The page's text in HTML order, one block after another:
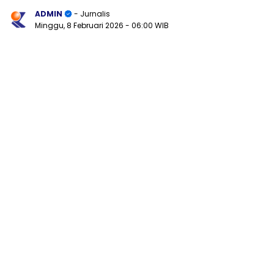
ADMIN
- Jurnalis
Minggu, 8 Februari 2026 - 06:00 WIB